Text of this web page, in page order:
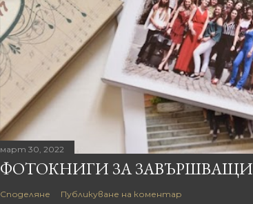
март 30, 2022
ФОТОКНИГИ ЗА ЗАВЪРШВАЩИ
Споделяне Публикуване на коментар